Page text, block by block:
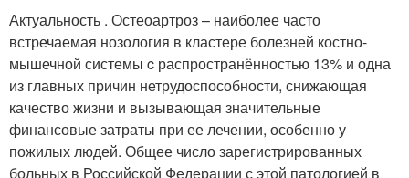
Актуальность . Остеоартроз – наиболее часто
встречаемая нозология в кластере болезней костно-
мышечной системы c распространённостью 13% и одна
из главных причин нетрудоспособности, снижающая
качество жизни и вызывающая значительные
финансовые затраты при ее лечении, особенно у
пожилых людей. Общее число зарегистрированных
больных в Российской Федерации с этой патологией в